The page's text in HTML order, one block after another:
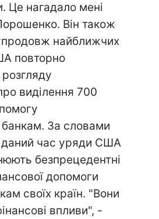
Це нагадало мені
Він також
найближчих
повторно
виділення 700
За словами
час уряди США
безпрецедентні
допомоги
своїх країн. "Вони
впливи", -